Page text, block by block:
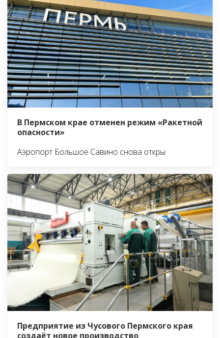
В Пермском крае отменен режим «Ракетной
опасности»
Аэропорт Большое Савино снова откры
Предприятие из Чусового Пермского края
создаёт новое производство